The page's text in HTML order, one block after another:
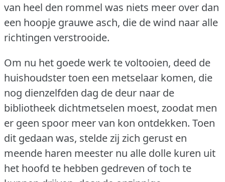
van heel den rommel was niets meer over dan
een hoopje grauwe asch, die de wind naar alle
richtingen verstrooide.
Om nu het goede werk te voltooien, deed de
huishoudster toen een metselaar komen, die
nog dienzelfden dag de deur naar de
bibliotheek dichtmetselen moest, zoodat men
er geen spoor meer van kon ontdekken. Toen
dit gedaan was, stelde zij zich gerust en
meende haren meester nu alle dolle kuren uit
het hoofd te hebben gedreven of toch te